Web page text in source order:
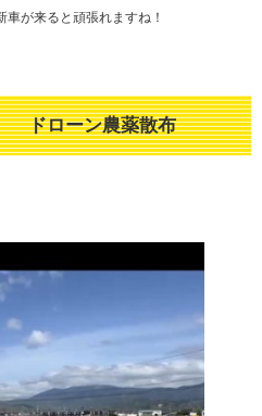
が来ると頑張れますね！
ドローン農薬散布